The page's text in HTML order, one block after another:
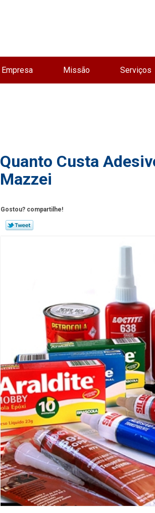
Empresa Missão Serviços
Quanto Custa
Mazzei
Gostou? compartilhe!